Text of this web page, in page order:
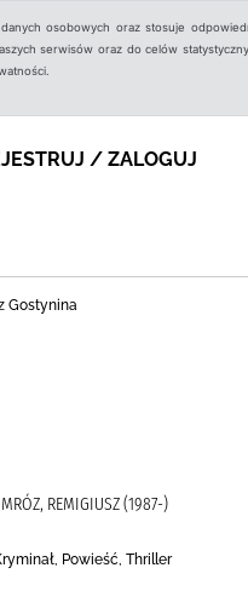
osobowych oraz stosuje
serwisów oraz do celów
/ ZALOGUJ
Gostynina
REMIGIUSZ (1987-)
Powieść, Thriller